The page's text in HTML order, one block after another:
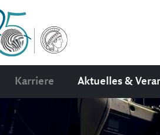
Karriere Aktuelles &